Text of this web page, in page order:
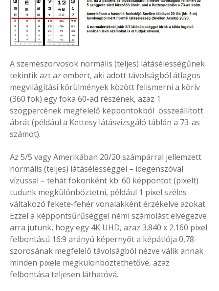
A szemészorvosok normális (teljes) látásélességűnek
tekintik azt az embert, aki adott távolságból átlagos
megvilágítási körülmények között felismerni a körív
(360 fok) egy foka 60-ad részének, azaz 1
szögpercének megfelelő képpontokból összeállított
ábrát (például a Kettesy látásvizsgáló táblán a 73-as
számot).
Az 5/5 vagy Amerikában 20/20 számpárral jellemzett
normális (teljes) látásélességgel – idegenszóval
vízussal – tehát fokonként kb. 60 képpontot (pixelt)
tudunk megkülönböztetni, például 1 pixel széles
váltakozó fekete-fehér vonalakként érzékelve azokat.
Ezzel a képpontsűrűséggel némi számolást elvégezve
arra jutunk, hogy egy 4K UHD, azaz 3.840 x 2.160 pixel
felbontású 16:9 arányú képernyőt a képátlója 0,78-
szorosának megfelelő távolságból nézve válik annak
minden pixele megkülönböztethetővé, azaz
felbontása teljesen láthatóvá.